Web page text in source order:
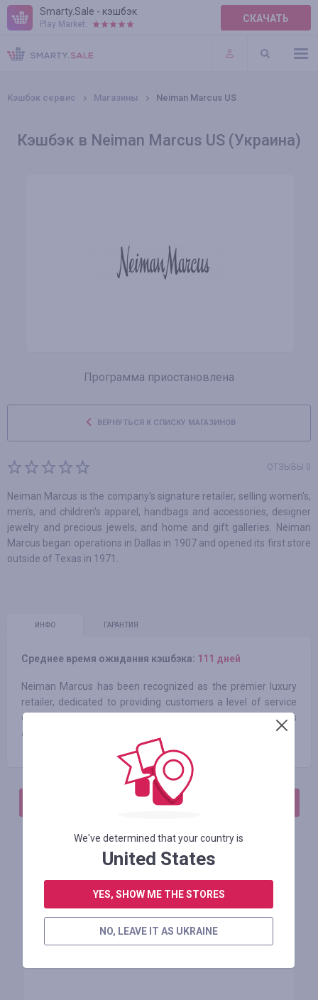
Smarty.Sale - кэшбэк
Play Market: СКАЧАТЬ
ПРАВИЛА
ПЛАГИНЫ
Кэшбэк сервис Магазины Neiman Marcus US
Кэшбэк в Neiman Marcus US (Украина)
Программа приостановлена
ВЕРНУТЬСЯ К СПИСКУ МАГАЗИНОВ
ОТЗЫВЫ 0
Neiman Marcus is the company's signature retailer, selling women's,
men's, and children's apparel, handbags and accessories, designer
jewelry and precious jewels, and home and gift galleries. Neiman
Marcus began operations in Dallas in 1907 and opened its first store
outside of Texas in 1971.
ИНФО ГАРАНТИЯ
Среднее время ожидания кэшбэка: 111 дней
Neiman Marcus has been recognized as the premier luxury
retailer, dedicated to providing customers a level of service
commensurate with its renowned assortment of fine goods
and fashion expertise.
АВТОРИЗИРУЙТЕСЬ, ЧТОБЫ ОСТАВИТЬ ОТЗЫВ
Похожие магазины
We've determined that your country is
United States
YES, SHOW ME THE STORES
NO, LEAVE IT AS UKRAINE